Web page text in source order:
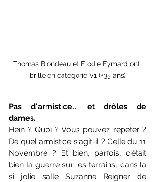
Thomas Blondeau et Elodie Eymard ont
brillé en catégorie V1 (+35 ans)
Pas d'armistice... et drôles de
dames.
Hein ? Quoi ? Vous pouvez répéter ?
De quel armistice s'agit-il ? Celle du 11
Novembre ? Et bien, parfois, c'était
bien la guerre sur les terrains, dans la
si jolie salle Suzanne Reigner de